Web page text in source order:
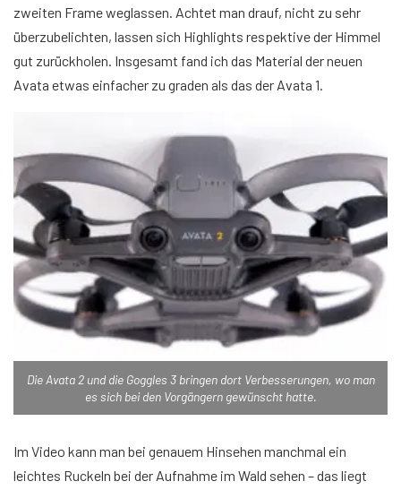
zweiten Frame weglassen. Achtet man drauf, nicht zu sehr
überzubelichten, lassen sich Highlights respektive der Himmel
gut zurückholen. Insgesamt fand ich das Material der neuen
Avata etwas einfacher zu graden als das der Avata 1.
Die Avata 2 und die Goggles 3 bringen dort Verbesserungen, wo man
es sich bei den Vorgängern gewünscht hatte.
Im Video kann man bei genauem Hinsehen manchmal ein
leichtes Ruckeln bei der Aufnahme im Wald sehen – das liegt